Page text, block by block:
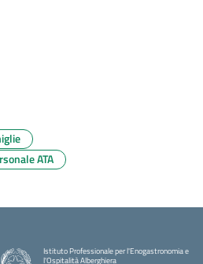
ATA
Istituto Professionale per l'Enogastronomia e
l'Ospitalità Alberghiera